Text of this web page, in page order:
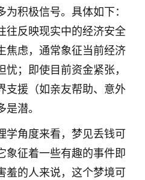
积极信号。具体如下：
往反映现实中的经济安全
焦虑，通常象征当前经济
；即使目前资金紧张，
支援（如亲友帮助、意外
潜。
学角度来看，梦见丢钱可
象征着一些有趣的事件即
羞的人来说，这个梦境可
心啊！
16
升迁机会，但同时竞争的我们
抱着侥幸心理，没想到老师看
半疑的按照老师建议，做了化
本来年前的人事调整，拖到年
结果开年一上班，开会提拔升
无所谓，主要是底薪加了
如何，感恩感谢！🙏🏻